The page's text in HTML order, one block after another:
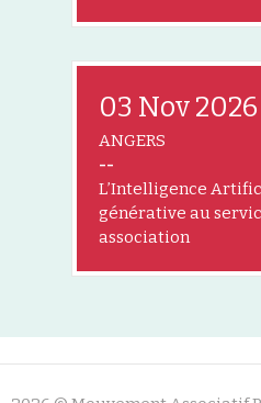
03 Nov 2026
ANGERS
--
L’Intelligence
générative au
association